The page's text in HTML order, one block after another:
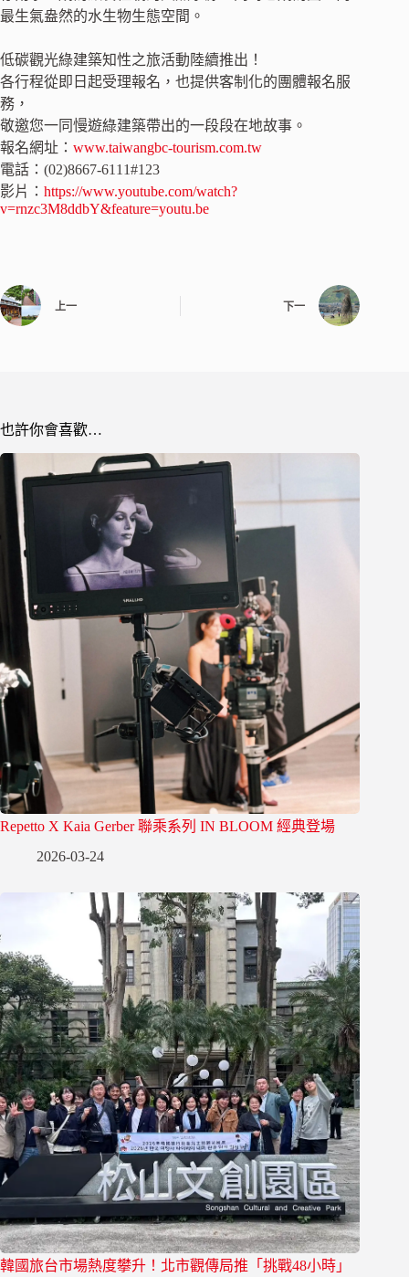
最生氣盎然的水生物生態空間。
低碳觀光綠建築知性之旅活動陸續推出！
各行程從即日起受理報名，也提供客制化的團體報名服
務，
敬邀您一同慢遊綠建築帶出的一段段在地故事。
報名網址： www.taiwangbc-tourism.com.tw
電話：(02)8667-6111#123
影片： https://www.youtube.com/watch?
v=rnzc3M8ddbY&feature=youtu.be
上一 下一
也許你會喜歡…
Repetto X Kaia Gerber 聯乘系列 IN BLOOM 經典登場
2026-03-24
韓國旅台市場熱度攀升！北市觀傳局推「挑戰48小時」